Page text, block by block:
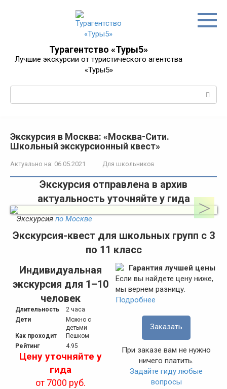
Турагентство «Туры5»
Лучшие экскурсии от туристического агентства
«Туры5»
Экскурсия в Москва: «Москва-Сити.
Школьный экскурсионный квест»
Актуально на: 06.05.2021 Для школьников
Экскурсия отправлена в архив
актуальность уточняйте у гида
Экскурсияпо Москве
Экскурсия-квест для школьных групп с 3
по 11 класс
Индивидуальная
экскурсия для 1–10
человек
Длительность
2 часа
Дети
Можно с
детьми
Как проходит
Пешком
Рейтинг
4.95
Цену уточняйте у
гида
от 7000 руб.
Гарантия лучшей цены
Если вы найдете цену ниже,
мы вернем разницу.
Подробнее
Заказать
При заказе вам не нужно
ничего платить.
Задайте гиду любые
вопросы